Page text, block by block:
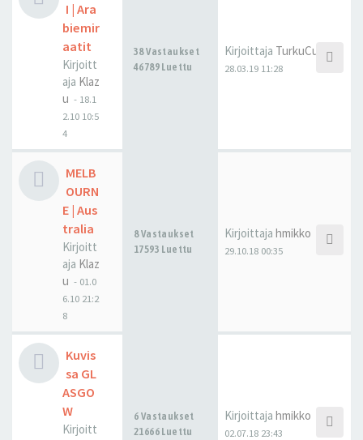
I | Ara
biemir
aatit
Kirjoitt
aja Klaz
u - 18.1
2.10 10:5
4
38 Vastaukset
46789 Luettu
Kirjoittaja TurkuCubed
28.03.19 11:28
MELB
OURN
E | Aus
tralia
Kirjoitt
aja Klaz
u - 01.0
6.10 21:2
8
8 Vastaukset
17593 Luettu
Kirjoittaja hmikko
29.10.18 00:35
Kuvis
sa GL
ASGO
W
Kirjoitt
6 Vastaukset
21666 Luettu
Kirjoittaja hmikko
02.07.18 23:43